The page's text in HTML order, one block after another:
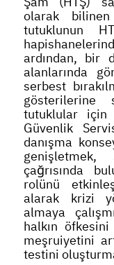
olarak
tutuklunun
ardından, bir
alanlarında
serbest
gösterilerine
tutuklular
Güvenlik
danışma
çağrısında
rolünü
alarak krizi
almaya
halkın
meşruiyetini
testini